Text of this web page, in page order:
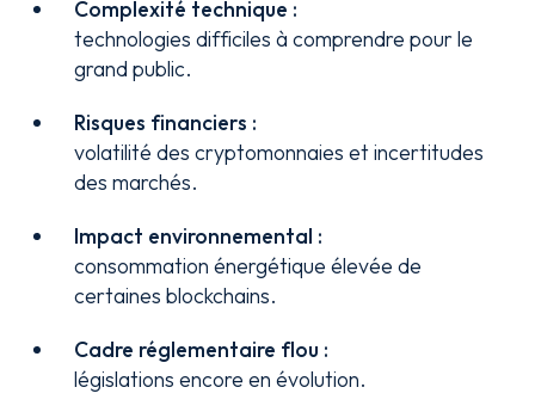
Complexité technique :
technologies difficiles à comprendre pour le
grand public.
Risques financiers :
volatilité des cryptomonnaies et incertitudes
des marchés.
Impact environnemental :
consommation énergétique élevée de
certaines blockchains.
Cadre réglementaire flou :
législations encore en évolution.